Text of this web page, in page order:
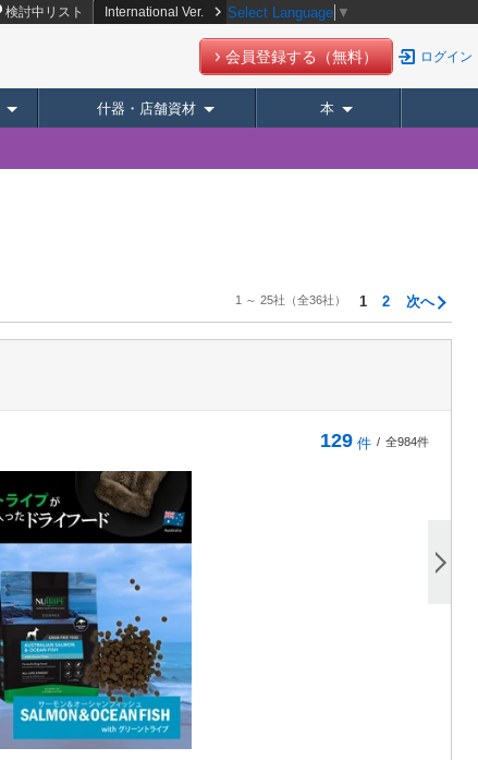
検討中リスト International Ver. Select Language ▼
会員登録する（無料） ログイン
什器・店舗資材 本
1 ～ 25社 （全36社） 1 2 次へ
129 件 / 全984件